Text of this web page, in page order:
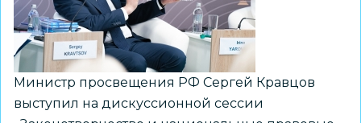
Министр просвещения РФ Сергей Кравцов
выступил на дискуссионной сессии